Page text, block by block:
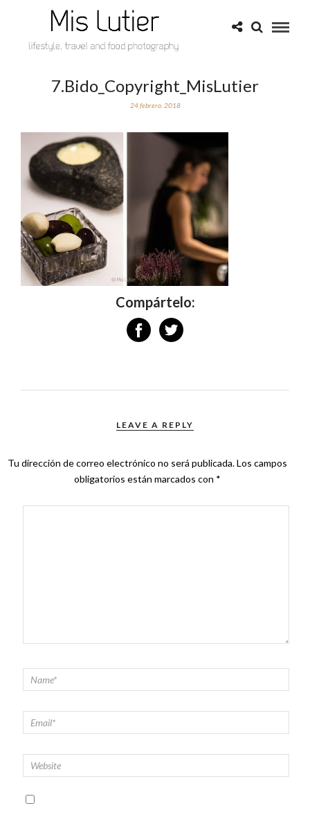
7.Bido_Copyright_MisLutier
24 febrero, 2018
Compártelo:
LEAVE A REPLY
Tu dirección de correo electrónico no será publicada.Los campos
obligatorios están marcados con *